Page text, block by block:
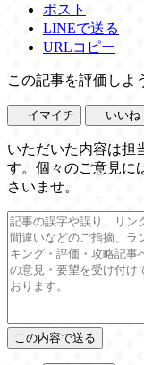
ポスト
LINEで送る
URLコピー
この記事を評価しよ
イマイチ いいね
いただいた内容は担
す。個々のご意見に
さいませ。